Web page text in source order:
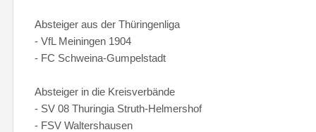
Absteiger aus der Thüringenliga
- VfL Meiningen 1904
- FC Schweina-Gumpelstadt
Absteiger in die Kreisverbände
- SV 08 Thuringia Struth-Helmershof
- FSV Waltershausen